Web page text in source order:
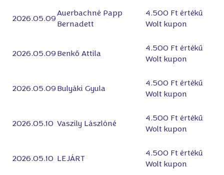
2026.05.09
Auerbachné Papp
Bernadett
4.500 Ft értékű
Wolt kupon
2026.05.09 Benkő Attila
4.500 Ft értékű
Wolt kupon
2026.05.09 Bulyáki Gyula
4.500 Ft értékű
Wolt kupon
2026.05.10 Vaszily Lászlóné
4.500 Ft értékű
Wolt kupon
2026.05.10 LEJÁRT
4.500 Ft értékű
Wolt kupon